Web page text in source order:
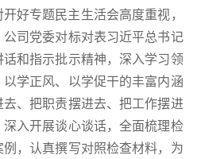
好专题民主生活会高度重视，
司党委对标对表习近平总书记
和指示批示精神，深入学习领
学正风、以学促干的丰富内涵
、把职责摆进去、把工作摆进
入开展谈心谈话，全面梳理检
，认真撰写对照检查材料，为